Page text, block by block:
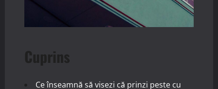
Cuprins
Ce înseamnă să visezi că prinzi peste cu